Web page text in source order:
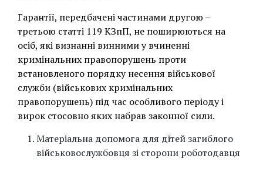
Гарантії, передбачені частинами другою –
третьою статті 119 КЗпП, не поширюються на
осіб, які визнанні винними у вчиненні
кримінальних правопорушень проти
встановленого порядку несення військової
служби (військових кримінальних
правопорушень) під час особливого періоду і
вирок стосовно яких набрав законної сили.
Матеріальна допомога для дітей загиблого
військовослужбовця зі сторони роботодавця